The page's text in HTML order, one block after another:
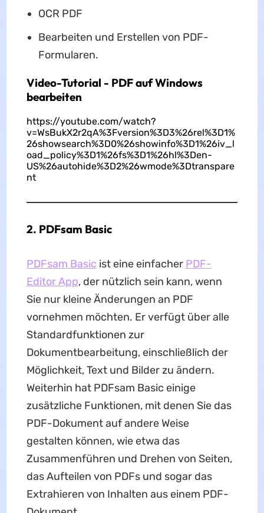
OCR PDF
Bearbeiten und Erstellen von PDF-
Formularen.
Video-Tutorial - PDF auf Windows
bearbeiten
https://youtube.com/watch?
v=WsBukX2r2qA%3Fversion%3D3%26rel%3D1%
26showsearch%3D0%26showinfo%3D1%26iv_l
oad_policy%3D1%26fs%3D1%26hl%3Den-
US%26autohide%3D2%26wmode%3Dtranspare
nt
2. PDFsam Basic
PDFsam Basic ist eine einfacher PDF-
Editor App, der nützlich sein kann, wenn
Sie nur kleine Änderungen an PDF
vornehmen möchten. Er verfügt über alle
Standardfunktionen zur
Dokumentbearbeitung, einschließlich der
Möglichkeit, Text und Bilder zu ändern.
Weiterhin hat PDFsam Basic einige
zusätzliche Funktionen, mit denen Sie das
PDF-Dokument auf andere Weise
gestalten können, wie etwa das
Zusammenführen und Drehen von Seiten,
das Aufteilen von PDFs und sogar das
Extrahieren von Inhalten aus einem PDF-